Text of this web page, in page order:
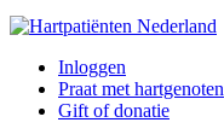
Inloggen
Praat met hartgenoten
Gift of donatie